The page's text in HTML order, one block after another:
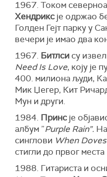
1967. Током
Хендрикс је одржао
Голден Гејт парку у
вечери је имао два
1967. Битлси су
Need Is Love, коју је
400. милиона људи,
Мик Џегер, Кит
Мун и други.
1984. Принс је
албум ”Purple Rain”.
синглови When
стигли до првог
1988. Гитариста и